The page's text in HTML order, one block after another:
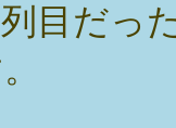
目だっ